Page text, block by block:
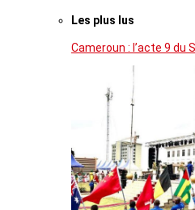
Les plus lus
Cameroun : l’acte 9 du